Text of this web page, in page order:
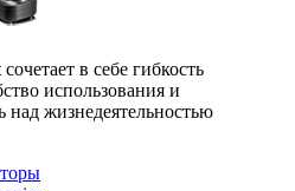
в себе гибкость
использования и
над жизнедеятельностью